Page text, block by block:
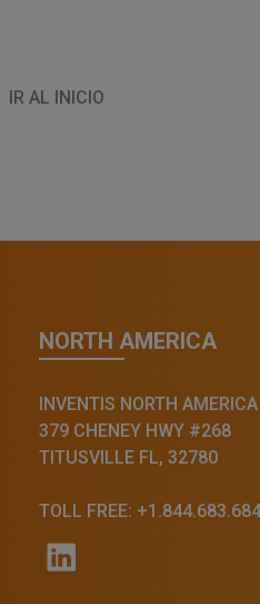
IR AL INICIO
NORTH AMERICA
INVENTIS NORTH
379 CHENEY HWY #268
TITUSVILLE FL, 32780
TOLL FREE: